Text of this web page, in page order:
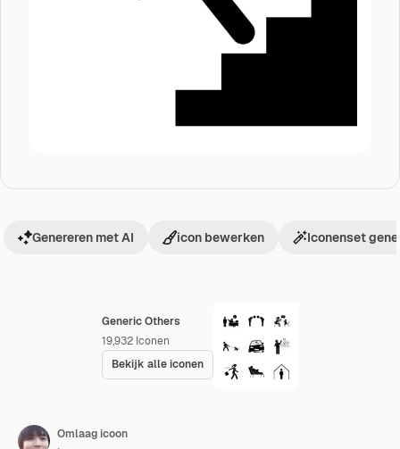
Generic Others
19,932 Iconen
Bekijk alle iconen
Genereren met AI icon bewerken Iconenset
Omlaag icoon